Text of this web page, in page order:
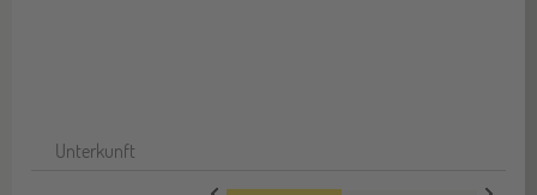
Unterkunft